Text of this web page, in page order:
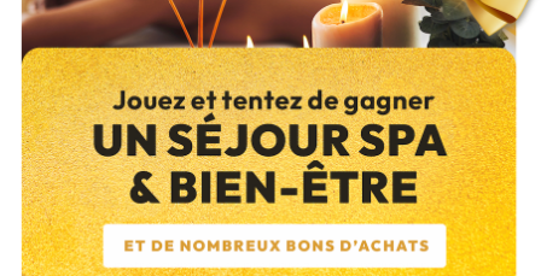
Découvrez notre gamme et préparez votre maison pour l'hiver !